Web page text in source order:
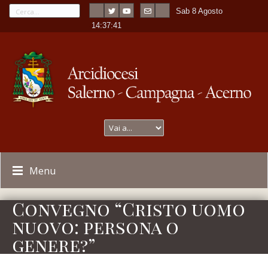
Sab 8 Agosto
14:37:41
Menu
Convegno “Cristo uomo
nuovo: persona o
genere?”